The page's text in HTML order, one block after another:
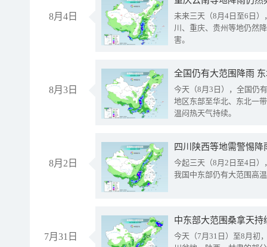
8月4日
未来三天（8月4日至6日
川、重庆、贵州等地仍然
害。
8月3日
全国仍有大范围降雨
今天（8月3日），全国仍
地区东部至华北、东北一
温闷热天气持续。
8月2日
今起三天（8月2日至4日
我国中东部仍有大范围高
7月31日
中东部大范围桑拿天
今天（7月31日）至8月初